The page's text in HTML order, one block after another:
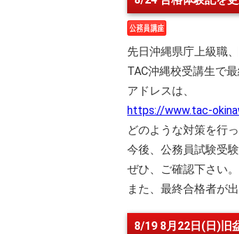
先日沖縄県庁上級職
TAC沖縄校受講生で
アドレスは、
https://www.tac-
どのような対策を行
今後、公務員試験受
ぜひ、ご確認下さい。
また、最終合格者が
8/19 8月22日(日)旧